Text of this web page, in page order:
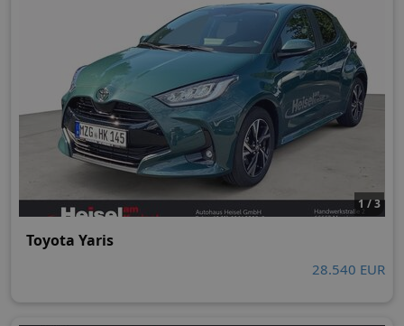
1 / 3
Toyota Yaris
28.540 EUR